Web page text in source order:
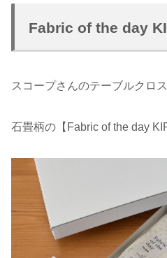
Fabric of the day
スコープさんのテーブルクロ
石畳柄の【Fabric of the day